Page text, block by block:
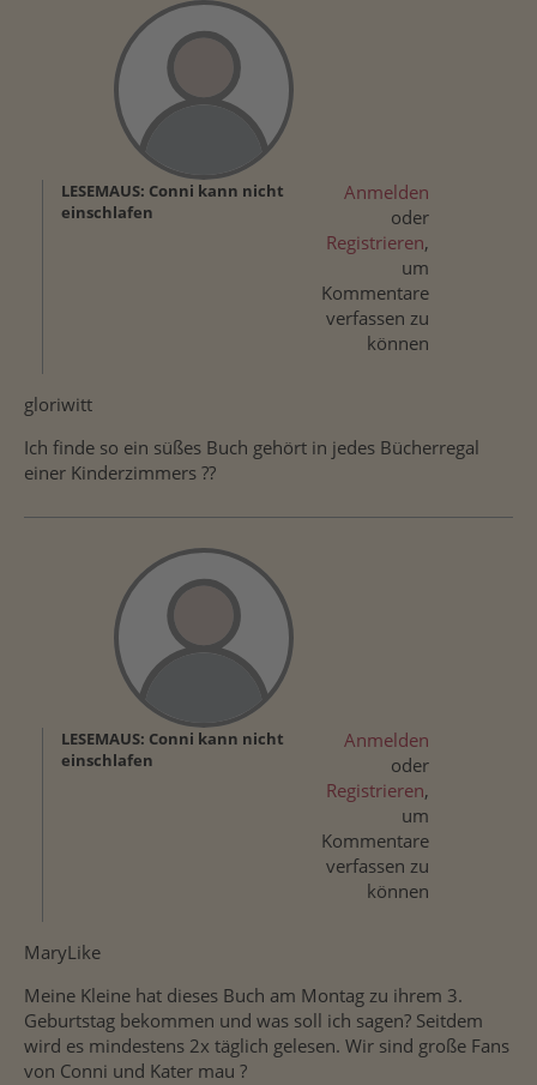
gloriwitt
LESEMAUS: Conni kann nicht
einschlafen
Anmelden
oder
Registrieren,
um
Kommentare
verfassen zu
können
Ich finde so ein süßes Buch gehört in jedes Bücherregal
einer Kinderzimmers ??
MaryLike
LESEMAUS: Conni kann nicht
einschlafen
Anmelden
oder
Registrieren,
um
Kommentare
verfassen zu
können
Meine Kleine hat dieses Buch am Montag zu ihrem 3.
Geburtstag bekommen und was soll ich sagen? Seitdem
wird es mindestens 2x täglich gelesen. Wir sind große Fans
von Conni und Kater mau ?